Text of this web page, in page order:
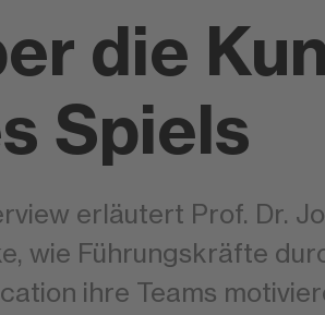
die
Spiels
erläutert Prof. Dr.
wie Führungskräfte
ihre Teams